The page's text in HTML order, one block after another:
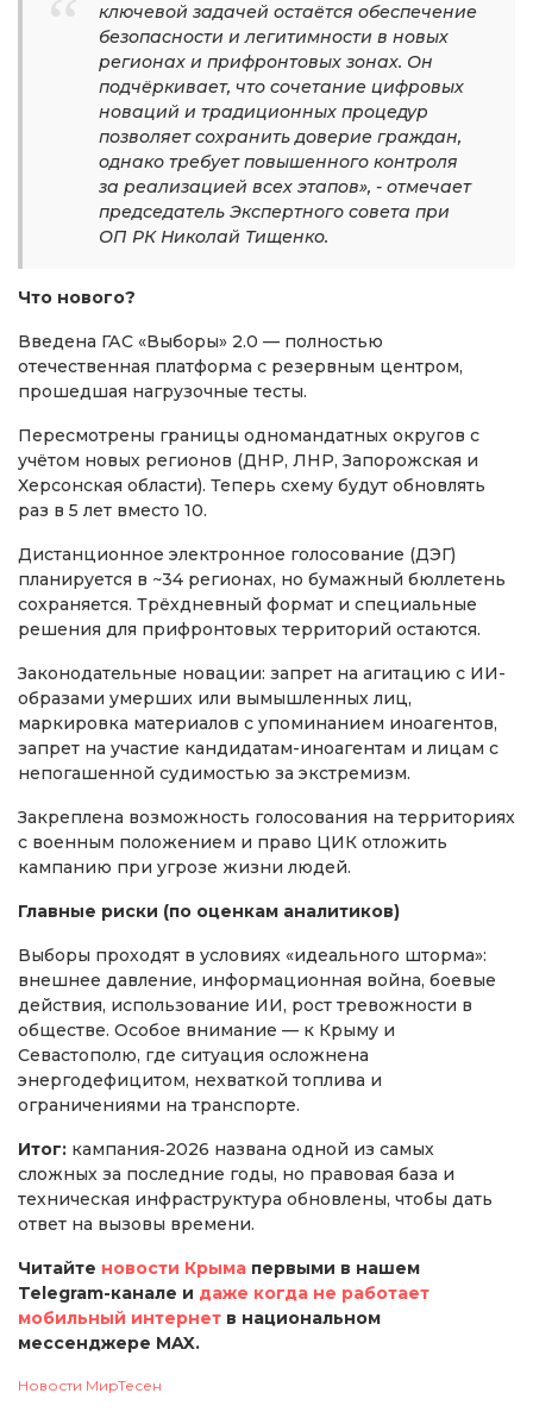
ключевой задачей остаётся обеспечение
безопасности и легитимности в новых
регионах и прифронтовых зонах. Он
подчёркивает, что сочетание цифровых
новаций и традиционных процедур
позволяет сохранить доверие граждан,
однако требует повышенного контроля
за реализацией всех этапов», - отмечает
председатель Экспертного совета при
ОП РК Николай Тищенко.
Что нового?
Введена ГАС «Выборы» 2.0 — полностью
отечественная платформа с резервным центром,
прошедшая нагрузочные тесты.
Пересмотрены границы одномандатных округов с
учётом новых регионов (ДНР, ЛНР, Запорожская и
Херсонская области). Теперь схему будут обновлять
раз в 5 лет вместо 10.
Дистанционное электронное голосование (ДЭГ)
планируется в ~34 регионах, но бумажный бюллетень
сохраняется. Трёхдневный формат и специальные
решения для прифронтовых территорий остаются.
Законодательные новации: запрет на агитацию с ИИ-
образами умерших или вымышленных лиц,
маркировка материалов с упоминанием иноагентов,
запрет на участие кандидатам-иноагентам и лицам с
непогашенной судимостью за экстремизм.
Закреплена возможность голосования на территориях
с военным положением и право ЦИК отложить
кампанию при угрозе жизни людей.
Главные риски (по оценкам аналитиков)
Выборы проходят в условиях «идеального шторма»:
внешнее давление, информационная война, боевые
действия, использование ИИ, рост тревожности в
обществе. Особое внимание — к Крыму и
Севастополю, где ситуация осложнена
энергодефицитом, нехваткой топлива и
ограничениями на транспорте.
Итог: кампания‑2026 названа одной из самых
сложных за последние годы, но правовая база и
техническая инфраструктура обновлены, чтобы дать
ответ на вызовы времени.
Читайте новости Крыма первыми в нашем
Telegram-канале и даже когда не работает
мобильный интернет в национальном
мессенджере MAX.
Новости МирТесен